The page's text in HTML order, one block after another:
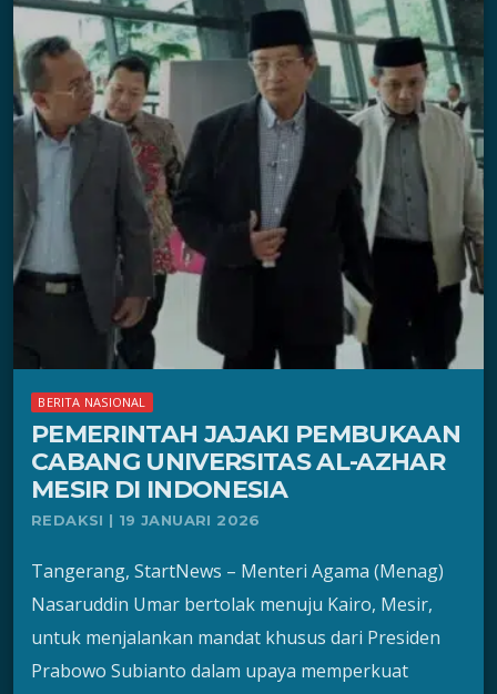
BERITA NASIONAL
PEMERINTAH JAJAKI PEMBUKAAN
CABANG UNIVERSITAS AL-AZHAR
MESIR DI INDONESIA
REDAKSI | 19 JANUARI 2026
Tangerang, StartNews – Menteri Agama (Menag)
Nasaruddin Umar bertolak menuju Kairo, Mesir,
untuk menjalankan mandat khusus dari Presiden
Prabowo Subianto dalam upaya memperkuat